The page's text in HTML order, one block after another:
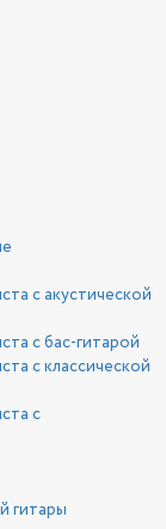
с акустической
с бас-гитарой
с классической
с
гитары